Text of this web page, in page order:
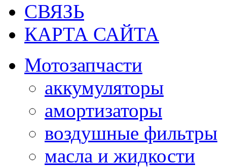
СВЯЗЬ
КАРТА САЙТА
Мотозапчасти
аккумуляторы
амортизаторы
воздушные фильтры
масла и жидкости